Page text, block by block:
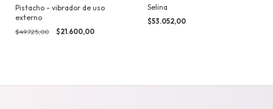
Pistacho - vibrador de uso
externo
$49.725,00 $21.600,00
Selina
$53.052,00